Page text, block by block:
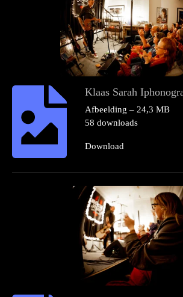
Klaas Sarah
Afbeelding – 24,3 MB
58 downloads
Download